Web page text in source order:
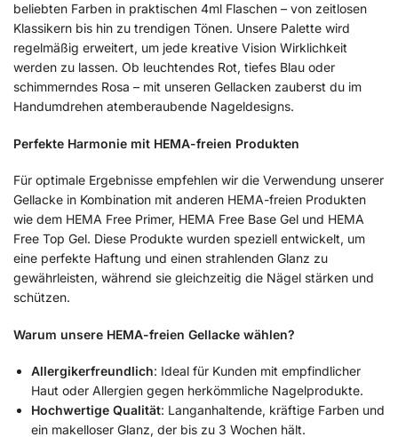
beliebten Farben in praktischen 4ml Flaschen – von zeitlosen
Klassikern bis hin zu trendigen Tönen. Unsere Palette wird
regelmäßig erweitert, um jede kreative Vision Wirklichkeit
werden zu lassen. Ob leuchtendes Rot, tiefes Blau oder
schimmerndes Rosa – mit unseren Gellacken zauberst du im
Handumdrehen atemberaubende Nageldesigns.
Perfekte Harmonie mit HEMA-freien Produkten
Für optimale Ergebnisse empfehlen wir die Verwendung unserer
Gellacke in Kombination mit anderen HEMA-freien Produkten
wie dem HEMA Free Primer, HEMA Free Base Gel und HEMA
Free Top Gel. Diese Produkte wurden speziell entwickelt, um
eine perfekte Haftung und einen strahlenden Glanz zu
gewährleisten, während sie gleichzeitig die Nägel stärken und
schützen.
Warum unsere HEMA-freien Gellacke wählen?
Allergikerfreundlich: Ideal für Kunden mit empfindlicher
Haut oder Allergien gegen herkömmliche Nagelprodukte.
Hochwertige Qualität: Langanhaltende, kräftige Farben und
ein makelloser Glanz, der bis zu 3 Wochen hält.